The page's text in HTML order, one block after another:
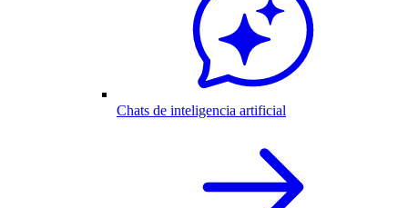
Chats de inteligencia artificial